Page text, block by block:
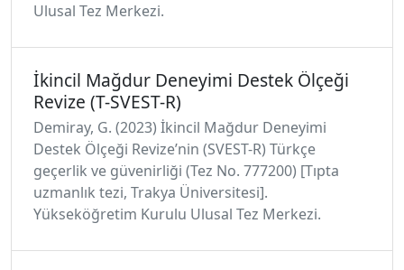
Ulusal Tez Merkezi.
İkincil Mağdur Deneyimi Destek Ölçeği
Revize (T-SVEST-R)
Demiray, G. (2023) İkincil Mağdur Deneyimi
Destek Ölçeği Revize’nin (SVEST-R) Türkçe
geçerlik ve güvenirliği (Tez No. 777200) [Tıpta
uzmanlık tezi, Trakya Üniversitesi].
Yükseköğretim Kurulu Ulusal Tez Merkezi.